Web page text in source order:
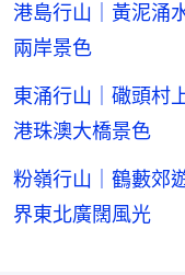
港島行山｜黃泥涌
兩岸景色
東涌行山｜䃟頭村
港珠澳大橋景色
粉嶺行山｜鶴藪郊
界東北廣闊風光